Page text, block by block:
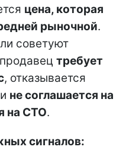
цена, которая
рыночной.
советуют
требует
, отказывается
не соглашается на
на СТО.
сигналов: